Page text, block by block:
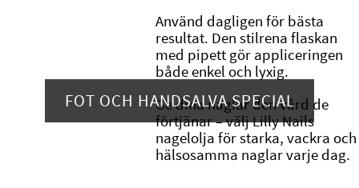
Använd dagligen för bästa
resultat. Den stilrena flaskan
med pipett gör appliceringen
både enkel och lyxig.
Ge dina naglar den vård de
förtjänar – välj Lilly Nails
nagelolja för starka, vackra och
hälsosamma naglar varje dag.
FOT OCH HANDSALVA SPECIAL